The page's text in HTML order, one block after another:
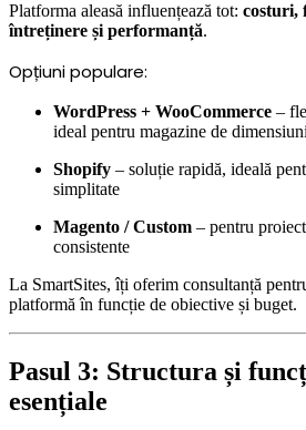
Platforma aleasă influențează tot: costuri,
întreținere și performanță.
Opțiuni populare:
WordPress + WooCommerce –
ideal pentru magazine de
Shopify – soluție rapidă, ideală
simplitate
Magento / Custom – pentru
consistente
La SmartSites, îți oferim consultanță
platformă în funcție de obiective și buget.
Pasul 3: Structura și
esențiale